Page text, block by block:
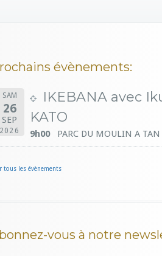
évènements:
SAM
26
SEP
2026
IKEBANA avec
KATO
9h00 PARC DU MOULIN A TAN
tous les évènements
vous à notre